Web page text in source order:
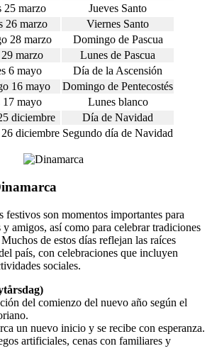
25 marzo
Jueves Santo
26 marzo
Viernes Santo
28 marzo
Domingo de Pascua
marzo
Lunes de Pascua
6 mayo
Día de la Ascensión
16 mayo
Domingo de Pentecostés
17 mayo
Lunes blanco
diciembre
Día de Navidad
diciembre Segundo día de Navidad
festivos son momentos importantes para
amigos, así como para celebrar tradiciones
de estos días reflejan las raíces
país, con celebraciones que incluyen
sociales.
del comienzo del nuevo año según el
un nuevo inicio y se recibe con esperanza.
artificiales, cenas con familiares y